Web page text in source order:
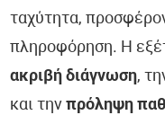
ταχύτητα,
πληροφόρηση. Η
ακριβή διάγνωση,
και τηνπρόληψη